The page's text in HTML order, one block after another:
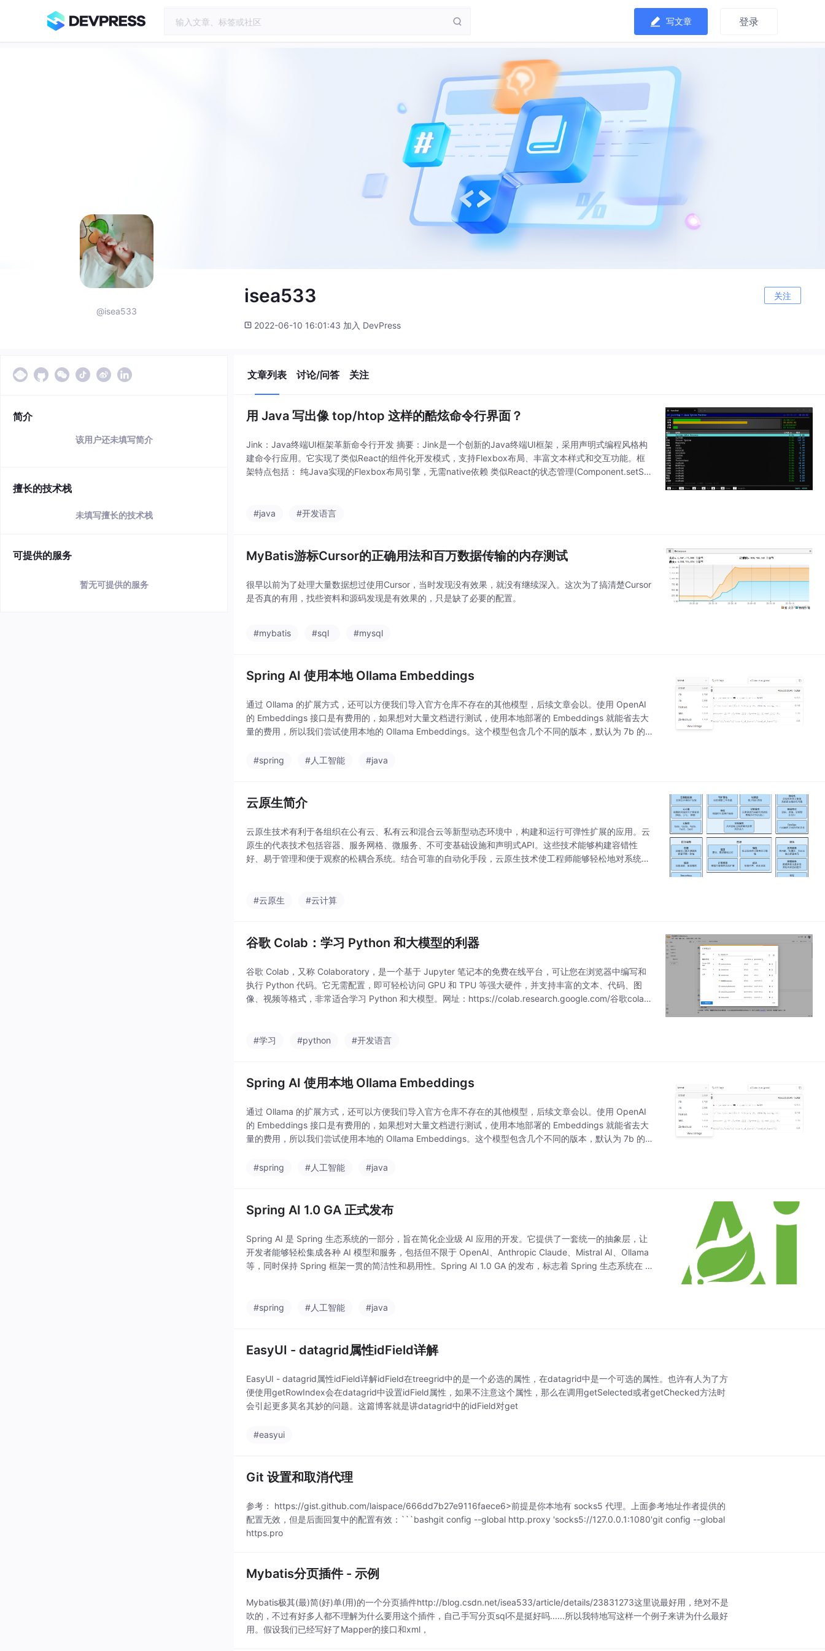
写文章 登录
@isea533
isea533 关注
2022-06-10 16:01:43 加入 DevPress
简介
该用户还未填写简介
擅长的技术栈
未填写擅长的技术栈
可提供的服务
暂无可提供的服务
文章列表 讨论/问答 关注
用 Java 写出像 top/htop 这样的酷炫命令行界面？
Jink：Java终端UI框架革新命令行开发 摘要：Jink是一个创新的Java终端UI框架，采用声明式编程风格构
建命令行应用。它实现了类似React的组件化开发模式，支持Flexbox布局、丰富文本样式和交互功能。框
架特点包括： 纯Java实现的Flexbox布局引擎，无需native依赖 类似React的状态管理(Component.setSta
#java #开发语言
MyBatis游标Cursor的正确用法和百万数据传输的内存测试
很早以前为了处理大量数据想过使用Cursor，当时发现没有效果，就没有继续深入。这次为了搞清楚Cursor
是否真的有用，找些资料和源码发现是有效果的，只是缺了必要的配置。
#mybatis #sql #mysql
Spring AI 使用本地 Ollama Embeddings
通过 Ollama 的扩展方式，还可以方便我们导入官方仓库不存在的其他模型，后续文章会以。使用 OpenAI
的 Embeddings 接口是有费用的，如果想对大量文档进行测试，使用本地部署的 Embeddings 就能省去大
量的费用，所以我们尝试使用本地的 Ollama Embeddings。这个模型包含几个不同的版本，默认为 7b 的
#spring
#人工智能 #java
云原生简介
云原生技术有利于各组织在公有云、私有云和混合云等新型动态环境中，构建和运行可弹性扩展的应用。云
原生的代表技术包括容器、服务网格、微服务、不可变基础设施和声明式API。这些技术能够构建容错性
好、易于管理和便于观察的松耦合系统。结合可靠的自动化手段，云原生技术使工程师能够轻松地对系统作
#云原生
#云计算
谷歌 Colab：学习 Python 和大模型的利器
谷歌 Colab，又称 Colaboratory，是一个基于 Jupyter 笔记本的免费在线平台，可让您在浏览器中编写和
执行 Python 代码。它无需配置，即可轻松访问 GPU 和 TPU 等强大硬件，并支持丰富的文本、代码、图
像、视频等格式，非常适合学习 Python 和大模型。网址：https://colab.research.google.com/谷歌colab
#学习 #python #开发语言
Spring AI 使用本地 Ollama Embeddings
通过 Ollama 的扩展方式，还可以方便我们导入官方仓库不存在的其他模型，后续文章会以。使用 OpenAI
的 Embeddings 接口是有费用的，如果想对大量文档进行测试，使用本地部署的 Embeddings 就能省去大
量的费用，所以我们尝试使用本地的 Ollama Embeddings。这个模型包含几个不同的版本，默认为 7b 的
#spring
#人工智能 #java
Spring AI 1.0 GA 正式发布
Spring AI 是 Spring 生态系统的一部分，旨在简化企业级 AI 应用的开发。它提供了一套统一的抽象层，让
开发者能够轻松集成各种 AI 模型和服务，包括但不限于 OpenAI、Anthropic Claude、Mistral AI、Ollama
等，同时保持 Spring 框架一贯的简洁性和易用性。Spring AI 1.0 GA 的发布，标志着 Spring 生态系统在 A
#spring #人工智能 #java
EasyUI - datagrid属性idField详解
EasyUI - datagrid属性idField详解idField在treegrid中的是一个必选的属性，在datagrid中是一个可选的属性。也许有人为了方
便使用getRowIndex会在datagrid中设置idField属性，如果不注意这个属性，那么在调用getSelected或者getChecked方法时
会引起更多莫名其妙的问题。这篇博客就是讲datagrid中的idField对get
#easyui
Git 设置和取消代理
参考： https://gist.github.com/laispace/666dd7b27e9116faece6>前提是你本地有 socks5 代理。上面参考地址作者提供的
配置无效，但是后面回复中的配置有效：```bashgit config --global http.proxy 'socks5://127.0.0.1:1080'git config --global
https.pro
Mybatis分页插件 - 示例
Mybatis极其(最)简(好)单(用)的一个分页插件http://blog.csdn.net/isea533/article/details/23831273这里说最好用，绝对不是
吹的，不过有好多人都不理解为什么要用这个插件，自己手写分页sql不是挺好吗......所以我特地写这样一个例子来讲为什么最好
用。假设我们已经写好了Mapper的接口和xml，